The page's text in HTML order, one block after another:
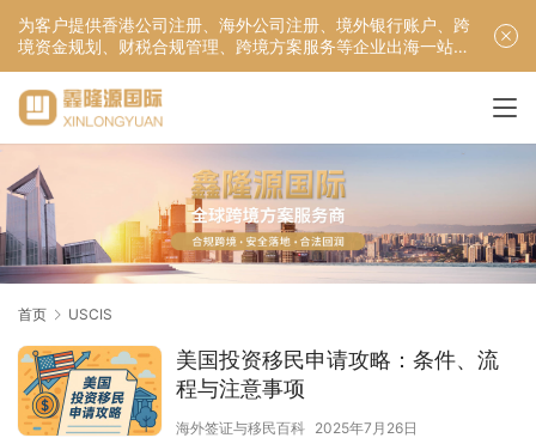
为客户提供香港公司注册、海外公司注册、境外银行账户、跨
境资金规划、财税合规管理、跨境方案服务等企业出海一站式
服务！
首页 USCIS
美国投资移民申请攻略：条件、流
程与注意事项
海外签证与移民百科 2025年7月26日